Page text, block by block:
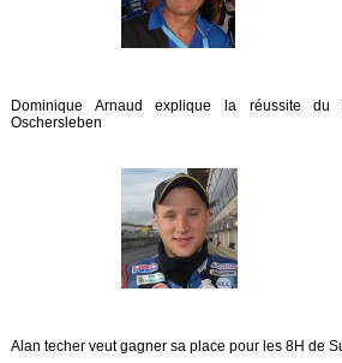
Dominique Arnaud explique la réussite du
Oschersleben
Alan techer veut gagner sa place pour les 8H de